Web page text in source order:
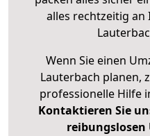
alles rechtzeitig
Wenn Sie einen
Lauterbach planen,
professionelle Hilfe
Kontaktieren Sie
reibungslosen